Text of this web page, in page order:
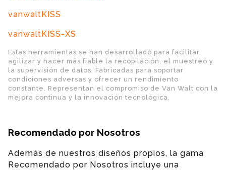
vanwaltKISS
vanwaltKISS-XS
Estas herramientas se han desarrollado para facilitar,
agilizar y hacer más fiable la recopilación, el muestreo y
la supervisión de datos. Fabricadas para soportar
condiciones adversas y ofrecer un rendimiento
constante. Representan el compromiso de Van Walt con la
mejora continua y la innovación tecnológica.
Recomendado por Nosotros
Además de nuestros diseños propios, la gama
Recomendado por Nosotros incluye una